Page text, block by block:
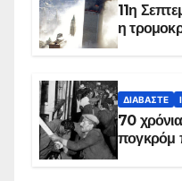
11η
η
ΔΙΑΒΆΣΤΕ
70
πογκρόμ